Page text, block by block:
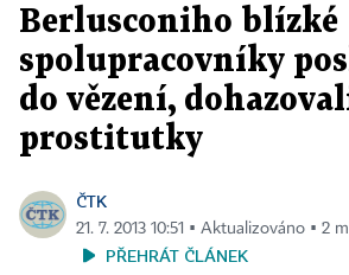
Berlusconiho blízké
spolupracovníky
do vězení,
prostitutky
ČTK
21. 7. 2013 10:51 ▪ Aktualizováno ▪ 2
PŘEHRÁT ČLÁNEK